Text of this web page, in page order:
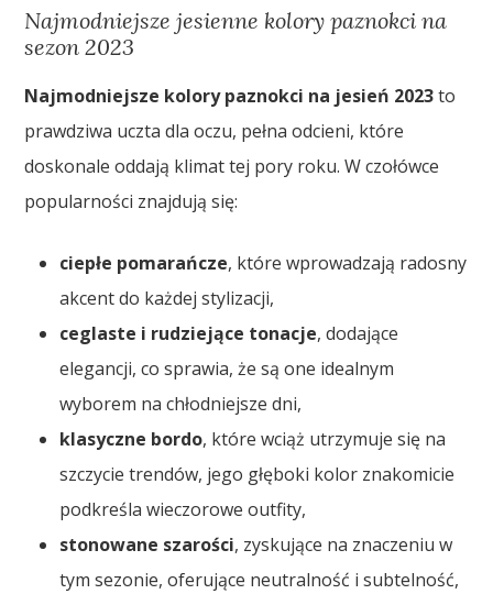
Najmodniejsze jesienne kolory paznokci na
sezon 2023
Najmodniejsze kolory paznokci na jesień 2023to
prawdziwa uczta dla oczu, pełna odcieni, które
doskonale oddają klimat tej pory roku. W czołówce
popularności znajdują się:
ciepłe pomarańcze, które wprowadzają radosny
akcent do każdej stylizacji,
ceglaste i rudziejące tonacje, dodające
elegancji, co sprawia, że są one idealnym
wyborem na chłodniejsze dni,
klasyczne bordo, które wciąż utrzymuje się na
szczycie trendów, jego głęboki kolor znakomicie
podkreśla wieczorowe outfity,
stonowane szarości, zyskujące na znaczeniu w
tym sezonie, oferujące neutralność i subtelność,